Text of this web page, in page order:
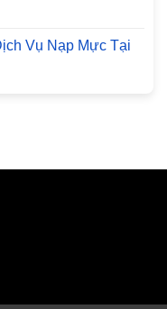
Vụ Nạp Mực Tại